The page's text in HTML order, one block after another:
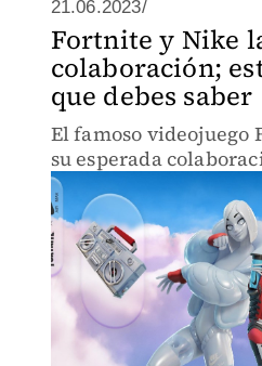
21.06.2023/
Fortnite y Nike
colaboración;
que debes saber
El famoso videojuego
su esperada